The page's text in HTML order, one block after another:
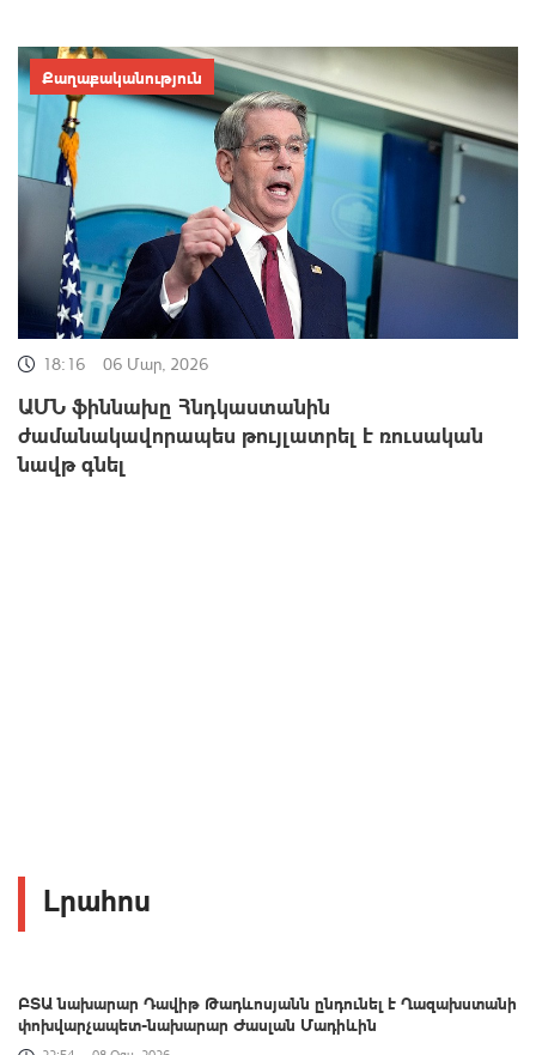
18:16 06 Մար, 2026
ԱՄՆ ֆիննախը Հնդկաստանին
ժամանակավորապես թույլատրել է ռուսական
նավթ գնել
Քաղաքականություն
Լրահոս
ԲՏԱ նախարար Դավիթ Թադևոսյանն ընդունել է Ղազախստանի
փոխվարչապետ-նախարար Ժասլան Մադիևին